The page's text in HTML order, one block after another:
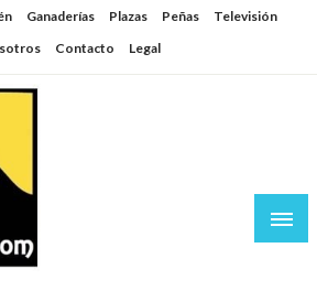
Ganaderías Plazas Peñas
Televisión
Contacto Legal